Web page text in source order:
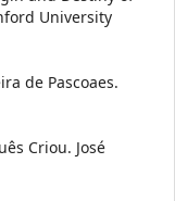
University
de Pascoaes.
Criou. José